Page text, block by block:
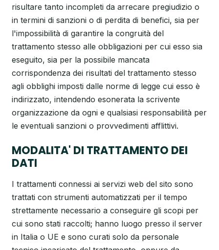
risultare tanto incompleti da arrecare pregiudizio o
in termini di sanzioni o di perdita di benefici, sia per
l'impossibilità di garantire la congruità del
trattamento stesso alle obbligazioni per cui esso sia
eseguito, sia per la possibile mancata
corrispondenza dei risultati del trattamento stesso
agli obblighi imposti dalle norme di legge cui esso è
indirizzato, intendendo esonerata la scrivente
organizzazione da ogni e qualsiasi responsabilità per
le eventuali sanzioni o provvedimenti afflittivi.
MODALITA' DI TRATTAMENTO DEI
DATI
I trattamenti connessi ai servizi web del sito sono
trattati con strumenti automatizzati per il tempo
strettamente necessario a conseguire gli scopi per
cui sono stati raccolti; hanno luogo presso il server
in Italia o UE e sono curati solo da personale